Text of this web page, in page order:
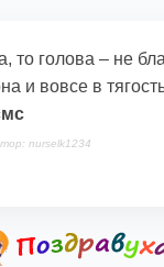
то голова – не
и вовсе в
nurselk1234